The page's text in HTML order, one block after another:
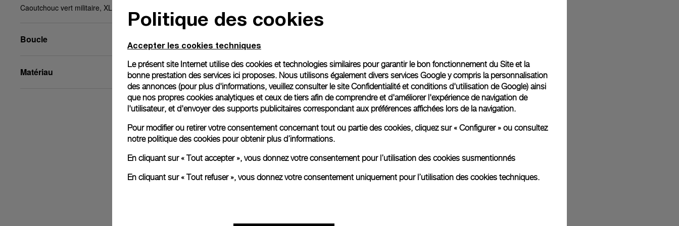
Caoutchouc vert militaire, XL, 24/22, BA
Boucle
Matériau
Politique des cookies
Accepter les cookies techniques
Le présent site Internet utilise des cookies et technologies similaires pour garantir le bon fonctionnement du Site et la
bonne prestation des services ici proposes. Nous utilisons également divers services Google y compris la personnalisation
des annonces (pour plus d'informations, veuillez consulter lesite Confidentialité et conditions d'utilisation de Google) ainsi
que nos propres cookies analytiques et ceux de tiers afin de comprendre et d'améliorer l'expérience de navigation de
l'utilisateur, et d'envoyer des supports publicitaires correspondant aux préférences affichées lors de la navigation.
Pour modifier ou retirer votre consentement concernant tout ou partie des cookies, cliquez sur « Configurer » ou consultez
notre politique des cookies pour obtenir plus d’informations.
En cliquant sur « Tout accepter », vous donnez votre consentement pour l’utilisation des cookies susmentionnés
En cliquant sur « Tout refuser », vous donnez votre consentement uniquement pour l’utilisation des cookies techniques.